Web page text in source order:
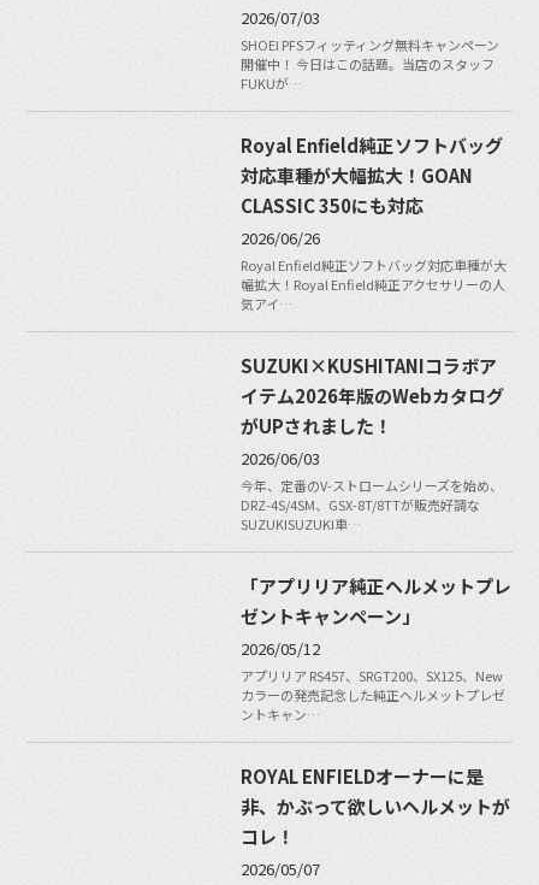
2026/07/03
SHOEI PFSフィッティング無料キャンペーン
開催中！ 今日はこの話題。当店のスタッフ
FUKUが…
Royal Enfield純正ソフトバッグ
対応車種が大幅拡大！GOAN
CLASSIC 350にも対応
2026/06/26
Royal Enfield純正ソフトバッグ対応車種が大
幅拡大！Royal Enfield純正アクセサリーの人
気アイ…
SUZUKI×KUSHITANIコラボア
イテム2026年版のWebカタログ
がUPされました！
2026/06/03
今年、定番のV-ストロームシリーズを始め、
DRZ-4S/4SM、GSX-8T/8TTが販売好調な
SUZUKISUZUKI車…
「アプリリア純正ヘルメットプレ
ゼントキャンペーン」
2026/05/12
アプリリア RS457、SRGT200、SX125、New
カラーの発売記念した純正ヘルメットプレゼ
ントキャン…
ROYAL ENFIELDオーナーに是
非、かぶって欲しいヘルメットが
コレ！
2026/05/07